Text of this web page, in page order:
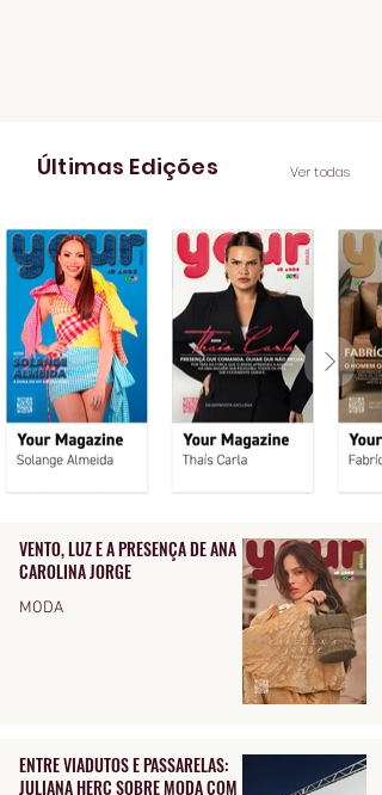
dourado da luz sobre a pe
Últimas Edições Ver todas
VENTO, LUZ E A PRESENÇA DE ANA
CAROLINA JORGE
MODA
ENTRE VIADUTOS E PASSARELAS:
JULIANA HERC SOBRE MODA COM